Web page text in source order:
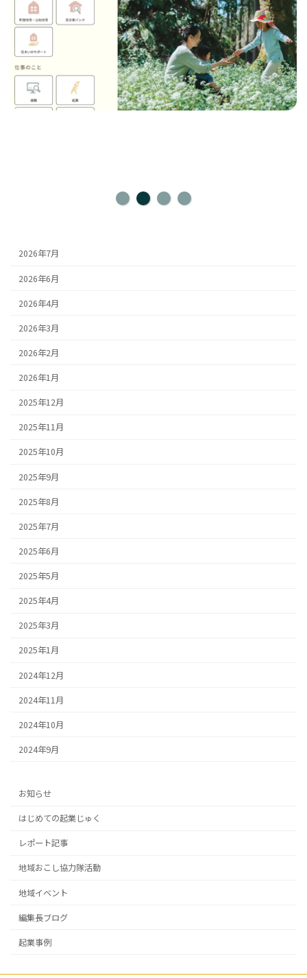
2026年7月
2026年6月
2026年4月
2026年3月
2026年2月
2026年1月
2025年12月
2025年11月
2025年10月
2025年9月
2025年8月
2025年7月
2025年6月
2025年5月
2025年4月
2025年3月
2025年1月
2024年12月
2024年11月
2024年10月
2024年9月
お知らせ
はじめての起業じゅく
レポート記事
地域おこし協力隊活動
地域イベント
編集長ブログ
起業事例